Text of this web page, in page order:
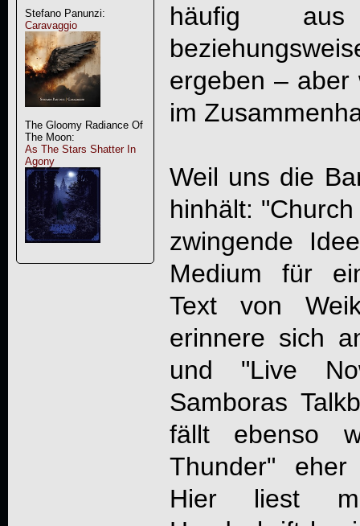
Stefano Panunzi:
Caravaggio
The Gloomy Radiance Of
The Moon:
As The Stars Shatter In
Agony
häufig aus
ergeben – aber
im
Weil uns die
hinhält:
zwingende
Medium für
Text von
erinnere sich
und "Live
Samboras
fällt ebenso
Thunder"
Hier liest